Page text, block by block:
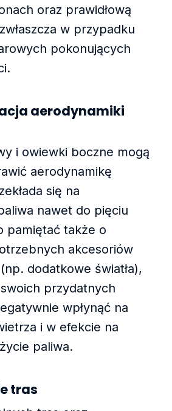
oraz prawidłową
w przypadku
pokonujących
aerodynamiki
i owiewki boczne mogą
aerodynamikę
się na
nawet do pięciu
pamiętać także o
akcesoriów
dodatkowe światła),
przydatnych
wpłynąć na
i w efekcie na
paliwa.
tras